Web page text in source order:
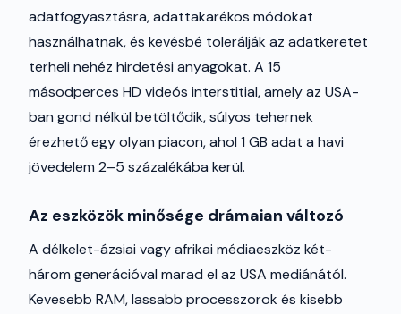
adatfogyasztásra, adattakarékos módokat
használhatnak, és kevésbé tolerálják az adatkeretet
terheli nehéz hirdetési anyagokat. A 15
másodperces HD videós interstitial, amely az USA-
ban gond nélkül betöltődik, súlyos tehernek
érezhető egy olyan piacon, ahol 1 GB adat a havi
jövedelem 2–5 százalékába kerül.
Az eszközök minősége drámaian változó
A délkelet-ázsiai vagy afrikai médiaeszköz két-
három generációval marad el az USA mediánától.
Kevesebb RAM, lassabb processzorok és kisebb